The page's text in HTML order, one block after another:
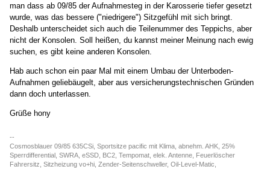
man dass ab 09/85 der Aufnahmesteg in der Karosserie tiefer gesetzt
wurde, was das bessere ("niedrigere") Sitzgefühl mit sich bringt.
Deshalb unterscheidet sich auch die Teilenummer des Teppichs, aber
nicht der Konsolen. Soll heißen, du kannst meiner Meinung nach ewig
suchen, es gibt keine anderen Konsolen.
Hab auch schon ein paar Mal mit einem Umbau der Unterboden-
Aufnahmen geliebäugelt, aber aus versicherungstechnischen Gründen
dann doch unterlassen.
Grüße hony
--
Cosmosblauer 09/85 635CSi, Sportsitze pacific mit Klima, abnehm. AHK, 25%
Sperrdifferential, SWRA, eSSD, BC2, Tempomat, elek. Antenne, Feuerlöscher
Fahrersitz, Sitzheizung vo+hi, Zender-Seitenschweller, Oil-Level-Matic,